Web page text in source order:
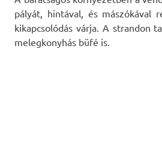
pályát, hintával, és mászókával
kikapcsolódás várja. A strandon
melegkonyhás büfé is.